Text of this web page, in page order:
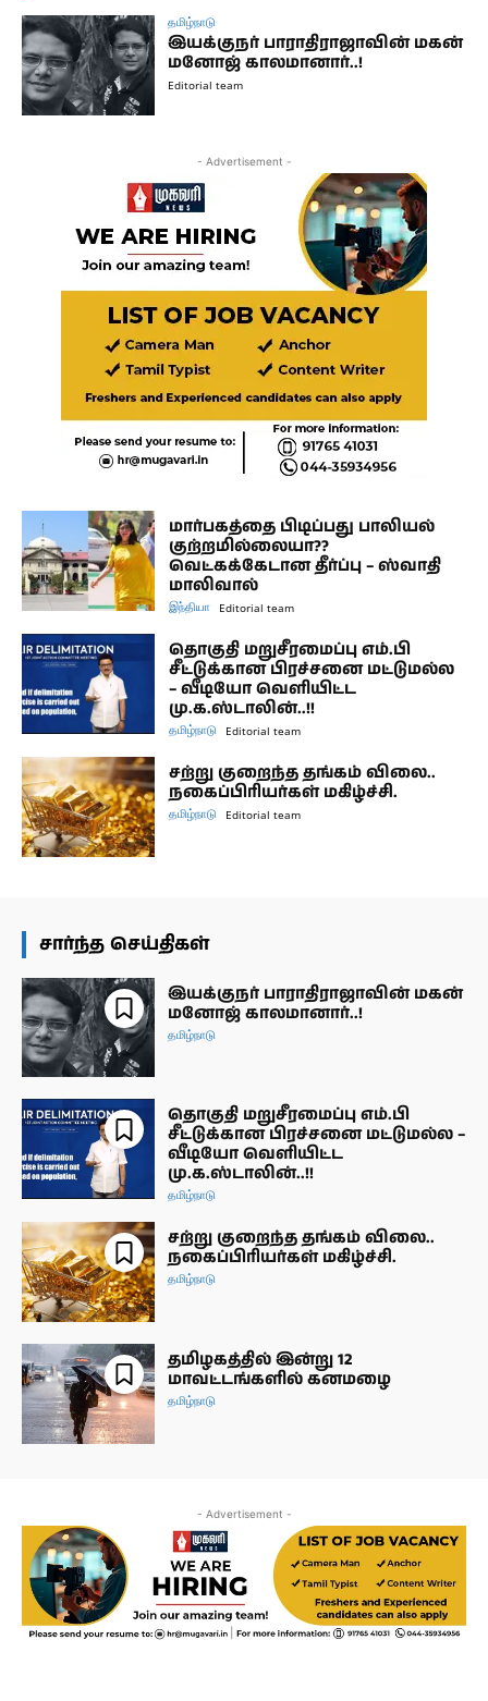
தமிழ்நாடு
இயக்குநர் பாராதிராஜாவின் மகன்
மனோஜ் காலமானார்..!
Editorial team
- Advertisement -
மார்பகத்தை பிடிப்பது பாலியல்
குற்றமில்லையா??
வெட்கக்கேடான தீர்ப்பு – ஸ்வாதி
மாலிவால்
இந்தியா Editorial team
தொகுதி மறுசீரமைப்பு எம்.பி
சீட்டுக்கான பிரச்சனை மட்டுமல்ல
– வீடியோ வெளியிட்ட
மு.க.ஸ்டாலின்..!!
தமிழ்நாடு Editorial team
சற்று குறைந்த தங்கம் விலை..
நகைப்பிரியர்கள் மகிழ்ச்சி.
தமிழ்நாடு Editorial team
சார்ந்த செய்திகள்
இயக்குநர் பாராதிராஜாவின் மகன்
மனோஜ் காலமானார்..!
தமிழ்நாடு
தொகுதி மறுசீரமைப்பு எம்.பி
சீட்டுக்கான பிரச்சனை மட்டுமல்ல –
வீடியோ வெளியிட்ட
மு.க.ஸ்டாலின்..!!
தமிழ்நாடு
சற்று குறைந்த தங்கம் விலை..
நகைப்பிரியர்கள் மகிழ்ச்சி.
தமிழ்நாடு
தமிழகத்தில் இன்று 12
மாவட்டங்களில் கனமழை
தமிழ்நாடு
- Advertisement -